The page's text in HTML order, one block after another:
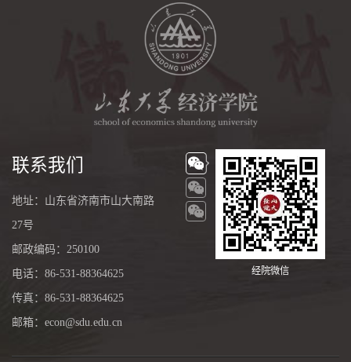
联系我们
地址：山东省济南市山大南路
27号
邮政编码：250100
电话：86-531-88364625
传真：86-531-88364625
邮箱：econ@sdu.edu.cn
经院微信